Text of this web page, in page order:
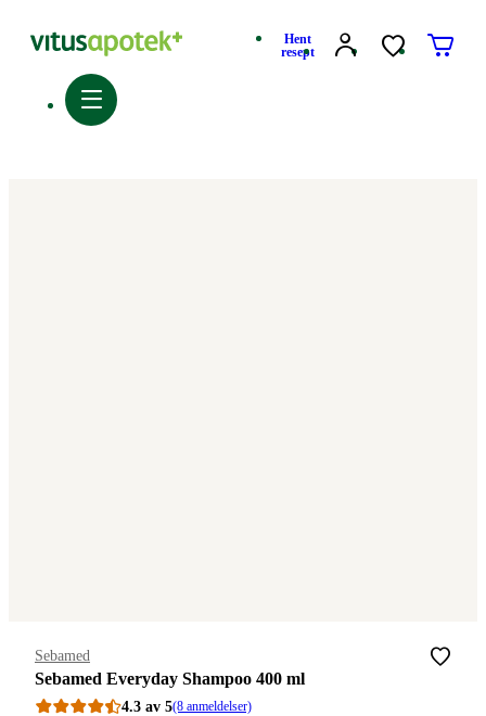
Hent
resept
Merke:
Sebamed
Sebamed Everyday Shampoo 400 ml
4.3 av 5(8 anmeldelser)